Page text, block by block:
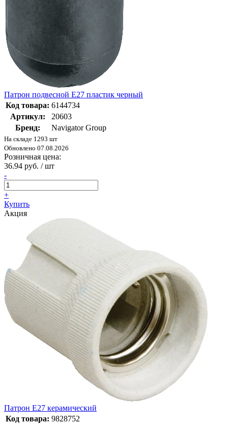
Патрон подвесной Е27 пластик черный
Код товара: 6144734
Артикул:
20603
Бренд:
Navigator Group
На складе 1293 шт
Обновлено 07.08.2026
Розничная цена:
36.94 руб. / шт
-
+
Купить
Акция
Патрон Е27 керамический
Код товара: 9828752